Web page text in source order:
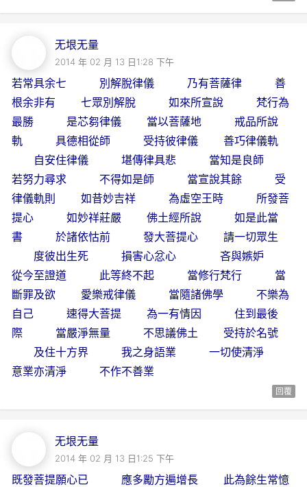
无垠无量
2014 年 02 月 13 日1:28 下午
若常具余七 別解脫律儀 乃有菩薩律 善
根余非有 七眾別解脫 如來所宣說 梵行為
最勝 是芯芻律儀 當以菩薩地 戒品所說
軌 具德相從師 受持彼律儀 善巧律儀軌
自安住律儀 堪傳律具悲 當知是良師
若努力尋求 不得如是師 當宣說其餘 受
律儀軌則 如昔妙吉祥 為虛空王時 所發菩
提心 如妙祥莊嚴 佛土經所說 如是此當
書 於諸依怙前 發大菩提心 請一切眾生
度彼出生死 損害心忿心 吝與嫉妒
從今至證道 此等終不起 當修行梵行 當
斷罪及欲 愛樂戒律儀 當隨諸佛學 不樂為
自己 速得大菩提 為一有情因 住到最後
際 當嚴淨無量 不思議佛土 受持於名號
及住十方界 我之身語業 一切使清淨
意業亦清淨 不作不善業
回覆
无垠无量
2014 年 02 月 13 日1:25 下午
既發菩提願心已 應多勵方遍增長 此為餘生常憶